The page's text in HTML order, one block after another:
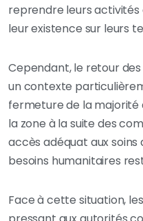
reprendre leurs
leur existence sur leurs
Cependant, le retour
un contexte
fermeture de la majorité
la zone à la suite des
accès adéquat aux soins
besoins humanitaires
Face à cette situation,